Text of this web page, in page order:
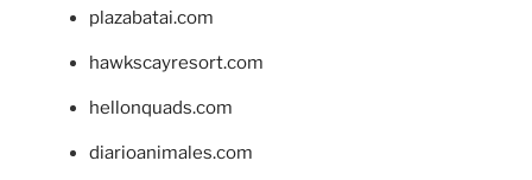
plazabatai.com
hawkscayresort.com
hellonquads.com
diarioanimales.com